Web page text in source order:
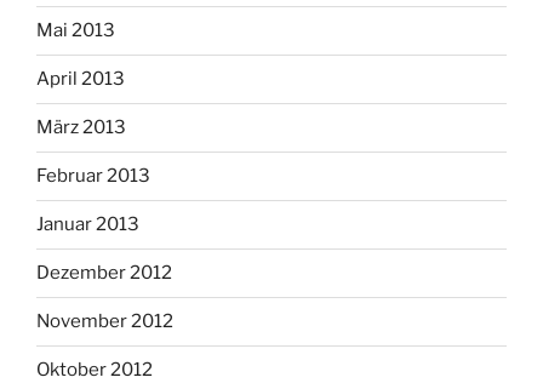
Mai 2013
April 2013
März 2013
Februar 2013
Januar 2013
Dezember 2012
November 2012
Oktober 2012